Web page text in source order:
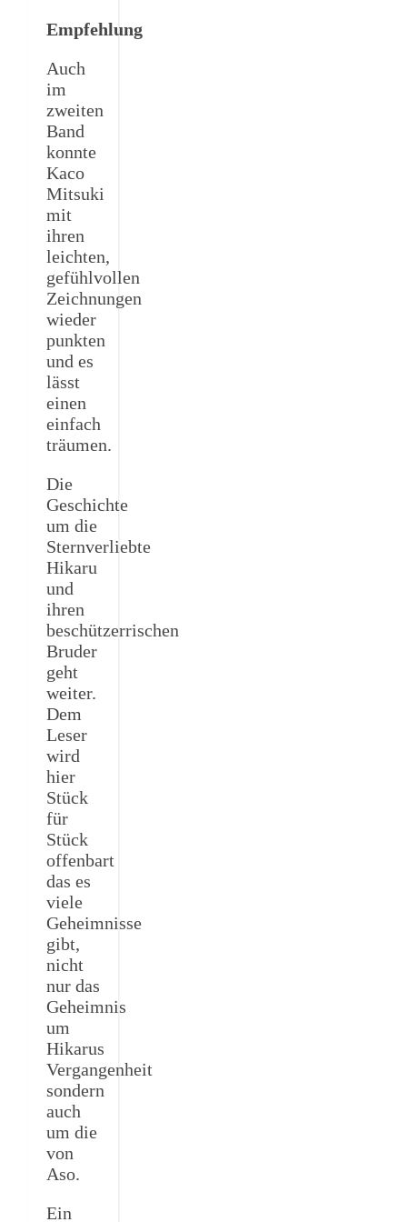
Empfehlung
Auch
im
zweiten
Band
konnte
Kaco
Mitsuki
mit
ihren
leichten,
gefühlvollen
Zeichnungen
wieder
punkten
und es
lässt
einen
einfach
träumen.
Die
Geschichte
um die
Sternverliebte
Hikaru
und
ihren
beschützerrischen
Bruder
geht
weiter.
Dem
Leser
wird
hier
Stück
für
Stück
offenbart
das es
viele
Geheimnisse
gibt,
nicht
nur das
Geheimnis
um
Hikarus
Vergangenheit
sondern
auch
um die
von
Aso.
Ein